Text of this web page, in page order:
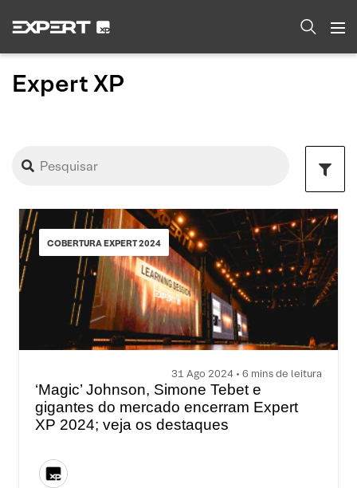
Expert XP
COBERTURA EXPERT 2024
31 Ago 2024 • 6 mins de leitura
‘Magic’ Johnson, Simone Tebet e
gigantes do mercado encerram Expert
XP 2024; veja os destaques